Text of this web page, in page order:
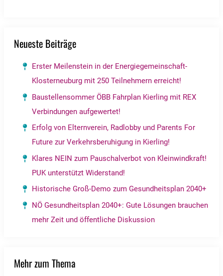
Neueste Beiträge
Erster Meilenstein in der Energiegemeinschaft-
Klosterneuburg mit 250 Teilnehmern erreicht!
Baustellensommer ÖBB Fahrplan Kierling mit REX
Verbindungen aufgewertet!
Erfolg von Elternverein, Radlobby und Parents For
Future zur Verkehrsberuhigung in Kierling!
Klares NEIN zum Pauschalverbot von Kleinwindkraft!
PUK unterstützt Widerstand!
Historische Groß-Demo zum Gesundheitsplan 2040+
NÖ Gesundheitsplan 2040+: Gute Lösungen brauchen
mehr Zeit und öffentliche Diskussion
Mehr zum Thema